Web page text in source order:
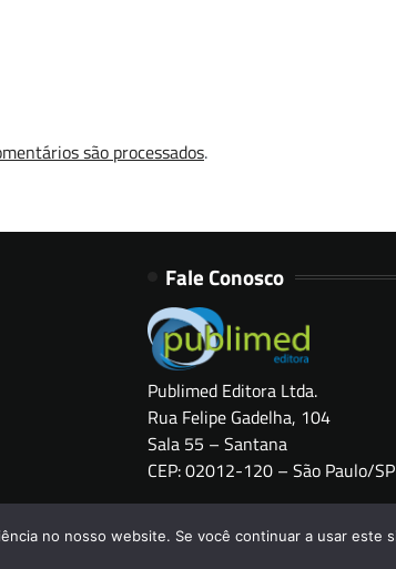
são processados.
Fale Conosco
Publimed Editora Ltda.
Rua Felipe Gadelha, 104
Sala 55 – Santana
CEP: 02012-120 – São Paulo/SP
Copyright © 2026HOSPITAIS BRASIL
no nosso website. Se você continuar a usar este